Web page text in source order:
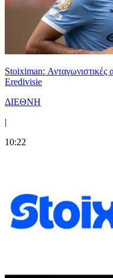
Stoiximan: Ανταγωνιστικές
Eredivisie
ΔΙΕΘΝΗ
|
10:22